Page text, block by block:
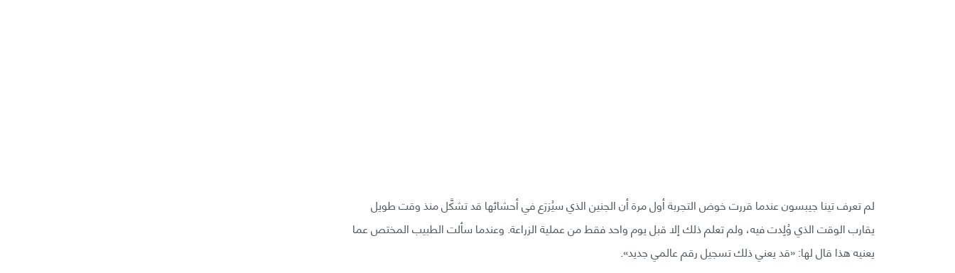
لم تعرف تينا جيبسون عندما قررت خوض التجربة أول مرة أن الجنين الذي سيُزرَع في أحشائها قد تشكَّل منذ وقت طويل
يقارب الوقت الذي وُلِدت فيه، ولم تعلم ذلك إلا قبل يوم واحد فقط من عملية الزراعة. وعندما سألت الطبيب المختص عما
يعنيه هذا قال لها: «قد يعني ذلك تسجيل رقم عالمي جديد».